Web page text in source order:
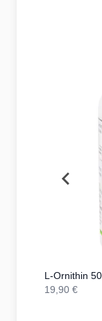
L-Ornithin
19,90 €